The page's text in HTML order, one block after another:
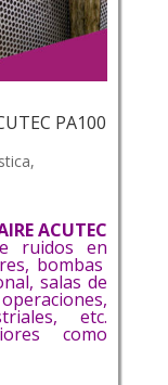
PA100
,
ACUTEC
ruidos en
bombas
salas de
etc.
como